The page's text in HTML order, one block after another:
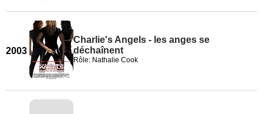
2003
Charlie's Angels - les anges se
déchaînent
Rôle: Nathalie Cook